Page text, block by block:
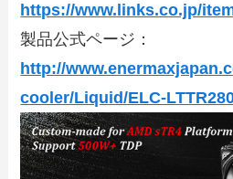
https://www.links.co.jp/
製品公式ページ：
http://
cooler/Liquid/ELC-